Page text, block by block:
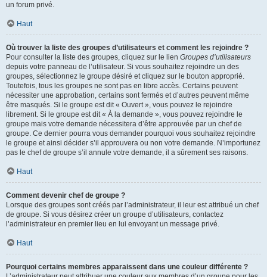
un forum privé.
Haut
Où trouver la liste des groupes d’utilisateurs et comment les rejoindre ?
Pour consulter la liste des groupes, cliquez sur le lien Groupes d’utilisateurs
depuis votre panneau de l’utilisateur. Si vous souhaitez rejoindre un des
groupes, sélectionnez le groupe désiré et cliquez sur le bouton approprié.
Toutefois, tous les groupes ne sont pas en libre accès. Certains peuvent
nécessiter une approbation, certains sont fermés et d’autres peuvent même
être masqués. Si le groupe est dit « Ouvert », vous pouvez le rejoindre
librement. Si le groupe est dit « À la demande », vous pouvez rejoindre le
groupe mais votre demande nécessitera d’être approuvée par un chef de
groupe. Ce dernier pourra vous demander pourquoi vous souhaitez rejoindre
le groupe et ainsi décider s’il approuvera ou non votre demande. N’importunez
pas le chef de groupe s’il annule votre demande, il a sûrement ses raisons.
Haut
Comment devenir chef de groupe ?
Lorsque des groupes sont créés par l’administrateur, il leur est attribué un chef
de groupe. Si vous désirez créer un groupe d’utilisateurs, contactez
l’administrateur en premier lieu en lui envoyant un message privé.
Haut
Pourquoi certains membres apparaissent dans une couleur différente ?